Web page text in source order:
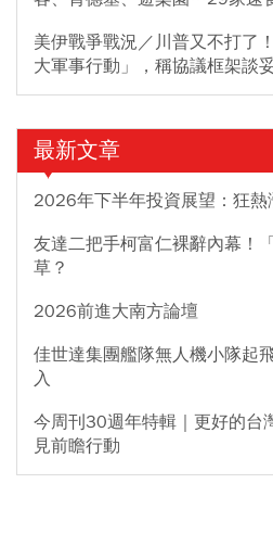
美伊戰爭戰況／川普又不打了
大軍事行動」，稱協議框架談
最新文章
2026年下半年投資展望：狂熱
友達二把手柯富仁裸辭內幕！
草？
2026前進大南方論壇
佳世達集團艦隊無人機小隊起
入
今周刊30週年特輯｜更好的台
見前瞻行動